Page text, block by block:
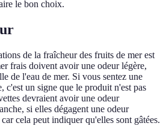
le bon choix.
de la fraîcheur des fruits de mer est
frais doivent avoir une odeur légère,
de l'eau de mer. Si vous sentez une
c'est un signe que le produit n'est pas
devraient avoir une odeur
si elles dégagent une odeur
cela peut indiquer qu'elles sont gâtées.